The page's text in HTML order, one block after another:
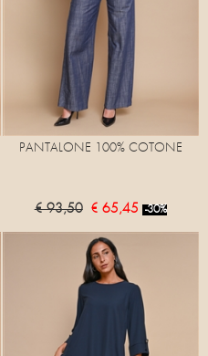
PANTALONE 100% COTONE
€ 93,50 € 65,45 -30%